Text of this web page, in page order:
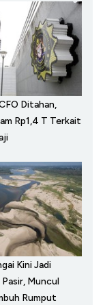
Ditahan,
Rp1,4 T Terkait
Kini Jadi
Muncul
Rumput